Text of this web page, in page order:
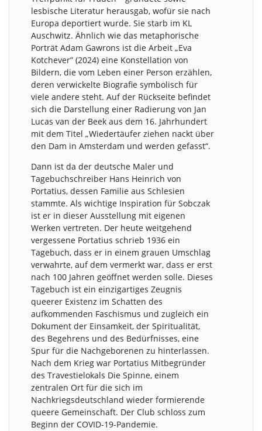
lesbische Literatur herausgab, wofür sie nach
Europa deportiert wurde. Sie starb im KL
Auschwitz. Ähnlich wie das metaphorische
Porträt Adam Gawrons ist die Arbeit „Eva
Kotchever” (2024) eine Konstellation von
Bildern, die vom Leben einer Person erzählen,
deren verwickelte Biografie symbolisch für
viele andere steht. Auf der Rückseite befindet
sich die Darstellung einer Radierung von Jan
Lucas van der Beek aus dem 16. Jahrhundert
mit dem Titel „Wiedertäufer ziehen nackt über
den Dam in Amsterdam und werden gefasst“.
Dann ist da der deutsche Maler und
Tagebuchschreiber Hans Heinrich von
Portatius, dessen Familie aus Schlesien
stammte. Als wichtige Inspiration für Sobczak
ist er in dieser Ausstellung mit eigenen
Werken vertreten. Der heute weitgehend
vergessene Portatius schrieb 1936 ein
Tagebuch, dass er in einem grauen Umschlag
verwahrte, auf dem vermerkt war, dass er erst
nach 100 Jahren geöffnet werden solle. Dieses
Tagebuch ist ein einzigartiges Zeugnis
queerer Existenz im Schatten des
aufkommenden Faschismus und zugleich ein
Dokument der Einsamkeit, der Spiritualität,
des Begehrens und des Bedürfnisses, eine
Spur für die Nachgeborenen zu hinterlassen.
Nach dem Krieg war Portatius Mitbegründer
des Travestielokals Die Spinne, einem
zentralen Ort für die sich im
Nachkriegsdeutschland wieder formierende
queere Gemeinschaft. Der Club schloss zum
Beginn der COVID-19-Pandemie.